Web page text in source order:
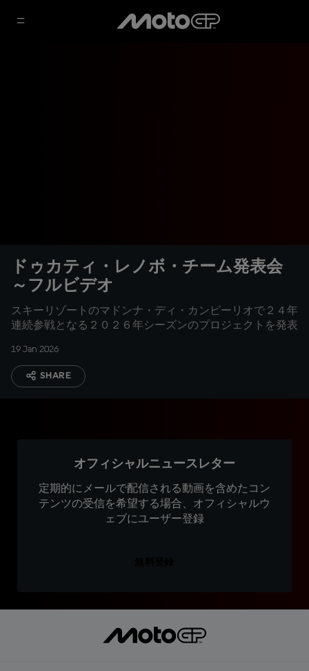
ドゥカティ・レノボ・チーム発表会
～フルビデオ
スキーリゾートのマドンナ・ディ・カンピーリオで２４年
連続参戦となる２０２６年シーズンのプロジェクトを発表
19 Jan 2026
SHARE
オフィシャルニュースレター
定期的にメールで配信される動画を含めたコン
テンツの受信を希望する場合、オフィシャルウ
ェブにユーザー登録